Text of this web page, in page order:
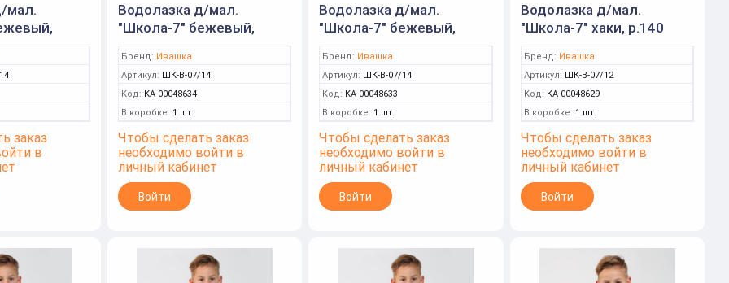
мал.
заказ
в
Водолазка д/мал.
"Школа-7" бежевый,
Бренд: Ивашка
Артикул: ШК-В-07/14
Код: КА-00048634
В коробке: 1 шт.
Чтобы сделать заказ
необходимо войти в
личный кабинет
Войти
Водолазка д/мал.
"Школа-7" бежевый,
Бренд: Ивашка
Артикул: ШК-В-07/14
Код: КА-00048633
В коробке: 1 шт.
Чтобы сделать заказ
необходимо войти в
личный кабинет
Войти
Водолазка д/мал.
"Школа-7" хаки, р.140
Бренд: Ивашка
Артикул: ШК-В-07/12
Код: КА-00048629
В коробке: 1 шт.
Чтобы сделать заказ
необходимо войти в
личный кабинет
Войти